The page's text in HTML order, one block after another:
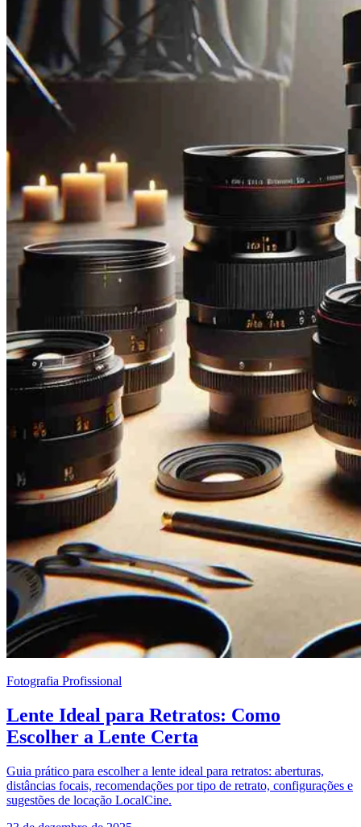
Fotografia Profissional
Lente Ideal para Retratos: Como
Escolher a Lente Certa
Guia prático para escolher a lente ideal para retratos: aberturas,
distâncias focais, recomendações por tipo de retrato, configurações e
sugestões de locação LocalCine.